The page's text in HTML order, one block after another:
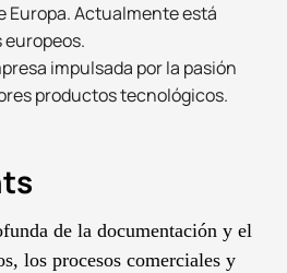
Europa. Actualmente está
impulsada por la pasión
productos tecnológicos.
de la documentación y el
los procesos comerciales y